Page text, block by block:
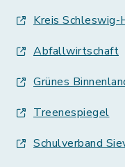
Kreis
Abfallwirtschaft
Grünes
Treenespiegel
Schulverband